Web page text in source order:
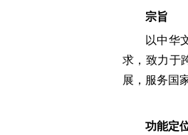
宗旨
以中华
求，致力于
展，服务国
功能定